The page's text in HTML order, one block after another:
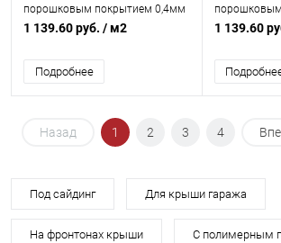
порошковым покрытием 0,4мм
RAL 4004
1 139.60 руб. / м2
Подробнее
RAL 3001
1 139.60
Назад 1 2 3 4
Под сайдинг Для крыши гаража
На фронтонах крыши С полимерным